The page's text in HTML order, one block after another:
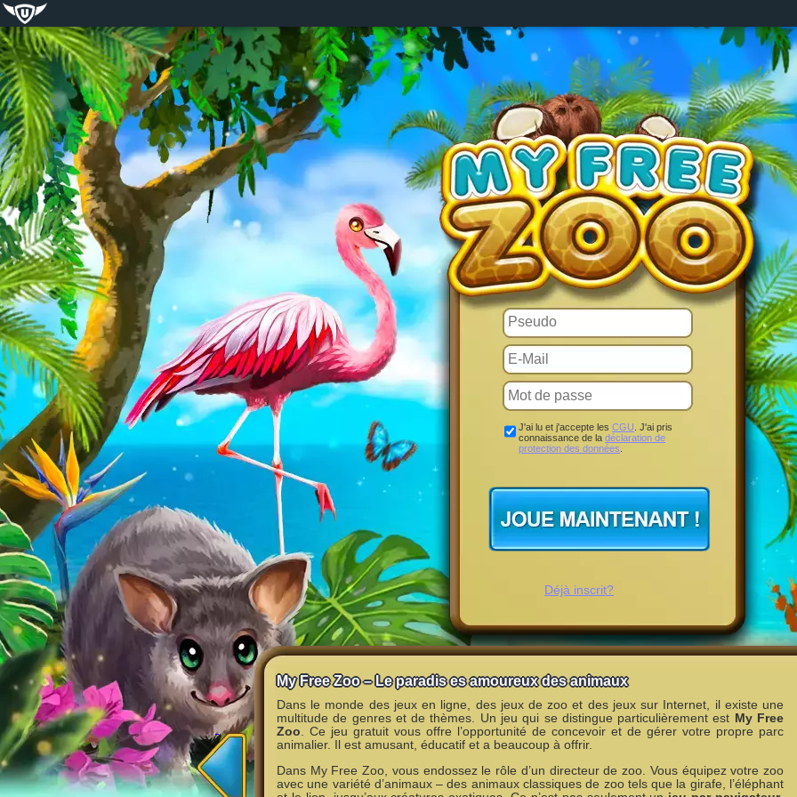
J'ai lu et j'accepte les CGU . J'ai pris
connaissance de la déclaration de
protection des données
Déjà inscrit?
My Free Zoo – Le paradis es amoureux des animaux
Dans le monde des jeux en ligne, des jeux de zoo et des jeux sur Internet, il existe une
multitude de genres et de thèmes. Un jeu qui se distingue particulièrement est My Free
Zoo . Ce jeu gratuit vous offre l’opportunité de concevoir et de gérer votre propre parc
animalier. Il est amusant, éducatif et a beaucoup à offrir.
Dans My Free Zoo, vous endossez le rôle d’un directeur de zoo. Vous équipez votre zoo
avec une variété d’animaux – des animaux classiques de zoo tels que la girafe, l’éléphant